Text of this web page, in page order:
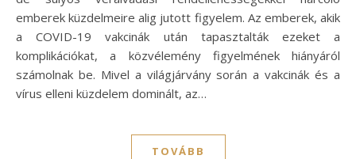
emberek küzdelmeire alig jutott figyelem. Az emberek, akik
a COVID-19 vakcinák után tapasztalták ezeket a
komplikációkat, a közvélemény figyelmének hiányáról
számolnak be. Mivel a világjárvány során a vakcinák és a
vírus elleni küzdelem dominált, az…
TOVÁBB